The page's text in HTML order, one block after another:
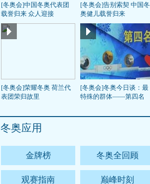
[冬奥会]中国冬奥代表团
载誉归来 众人迎接
[冬奥会]告别索契 中国冬
奥健儿载誉归来
[冬奥会]荣耀冬奥 荷兰代
表团荣归故里
[冬奥会]冬奥今日谈：最
特殊的群体——第四名
冬奥应用
金牌榜 冬奥全回顾
观赛指南 巅峰时刻